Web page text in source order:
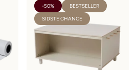
-50%
BESTSELLER
SIDSTE CHANCE